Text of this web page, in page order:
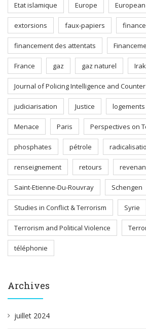
Etat islamique Europe
extorsions faux-papiers
financement des attentats
France gaz gaz naturel Irak
Journal of Policing Intelligence and
judiciarisation Justice
Menace Paris Perspectives on
phosphates pétrole
renseignement retours
Saint-Etienne-Du-Rouvray Schengen
Studies in Conflict & Terrorism Syrie
Terrorism and Political Violence
téléphonie
Archives
juillet 2024